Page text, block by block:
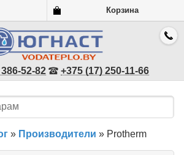
Корзина
52-82 +375 (17) 250-11-66
» Производители » Protherm